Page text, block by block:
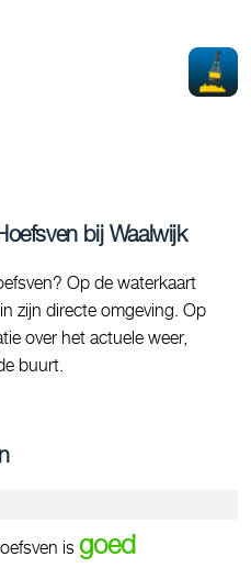
bij Waalwijk
Op de waterkaart
zijn directe omgeving. Op
over het actuele weer,
buurt.
is goed